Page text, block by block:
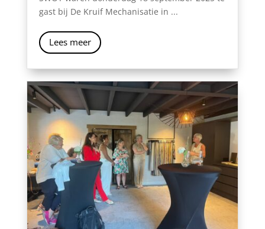
gast bij De Kruif Mechanisatie in ...
Lees meer